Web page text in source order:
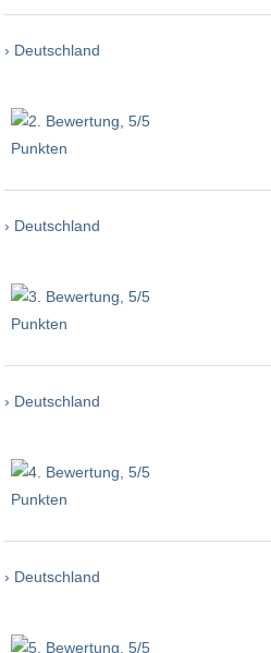
› Deutschland
› Deutschland
› Deutschland
› Deutschland